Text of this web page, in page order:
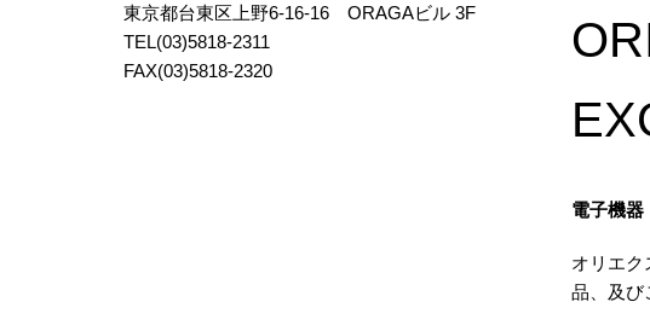
電子機器
オリエク
品、及び
東京都台東区上野6-16-16 ORAGAビル 3F
TEL(03)5818-2311
FAX(03)5818-2320